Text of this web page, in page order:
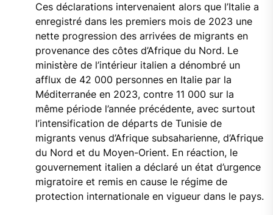
Ces déclarations intervenaient alors que l’Italie a
enregistré dans les premiers mois de 2023 une
nette progression des arrivées de migrants en
provenance des côtes d’Afrique du Nord. Le
ministère de l’intérieur italien a dénombré un
afflux de 42 000 personnes en Italie par la
Méditerranée en 2023, contre 11 000 sur la
même période l’année précédente, avec surtout
l’intensification de départs de Tunisie de
migrants venus d’Afrique subsaharienne, d’Afrique
du Nord et du Moyen-Orient. En réaction, le
gouvernement italien a déclaré un état d’urgence
migratoire et remis en cause le régime de
protection internationale en vigueur dans le pays.